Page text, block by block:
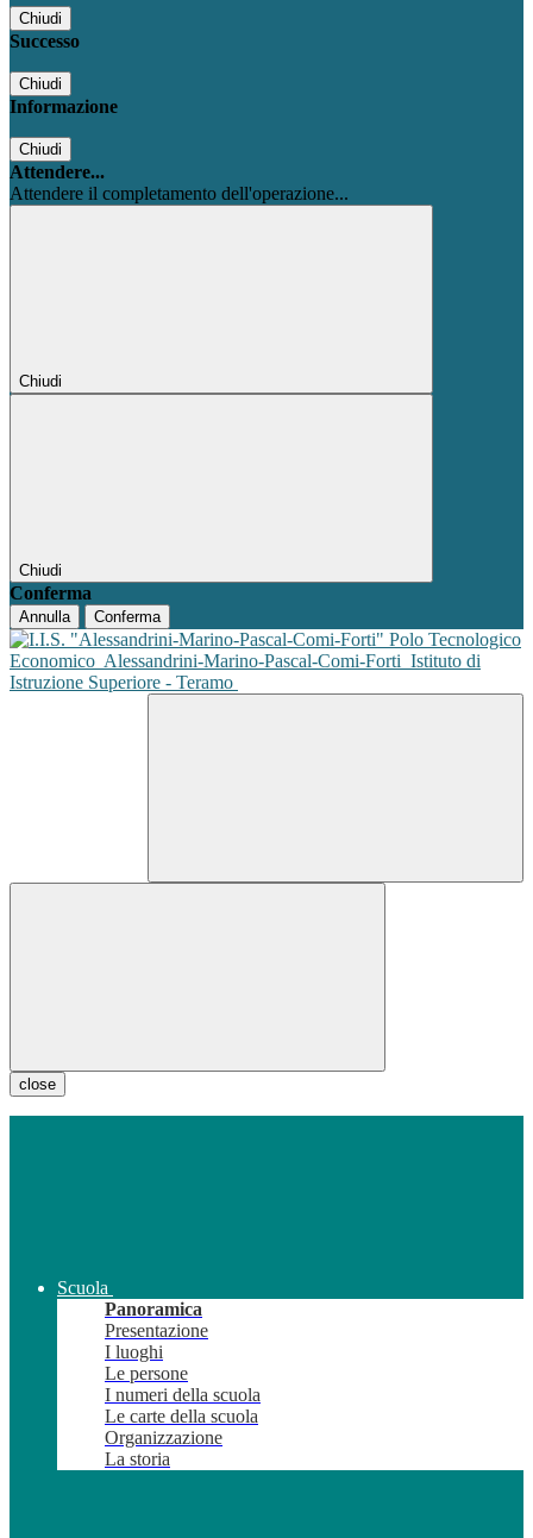
Chiudi
Successo
Chiudi
Informazione
Chiudi
Attendere...
Attendere il completamento dell'operazione...
Chiudi
Chiudi
Conferma
Annulla Conferma
Polo Tecnologico
Economico Alessandrini-Marino-Pascal-Comi-Forti Istituto di
Istruzione Superiore - Teramo
close
Scuola
Panoramica
Presentazione
I luoghi
Le persone
I numeri della scuola
Le carte della scuola
Organizzazione
La storia